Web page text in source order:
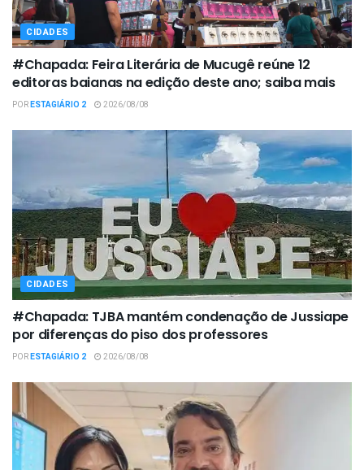
CIDADES
#Chapada: Feira Literária de Mucugê reúne 12
editoras baianas na edição deste ano; saiba mais
PORESTAGIÁRIO 2 2026/08/08
CIDADES
#Chapada: TJBA mantém condenação de Jussiape
por diferenças do piso dos professores
PORESTAGIÁRIO 2 2026/08/08